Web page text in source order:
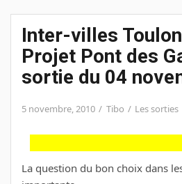
Inter-villes
Projet Pont des
sortie du 04
5 novembre, 2010 Tibo Les sorties
La question du bon choix dans